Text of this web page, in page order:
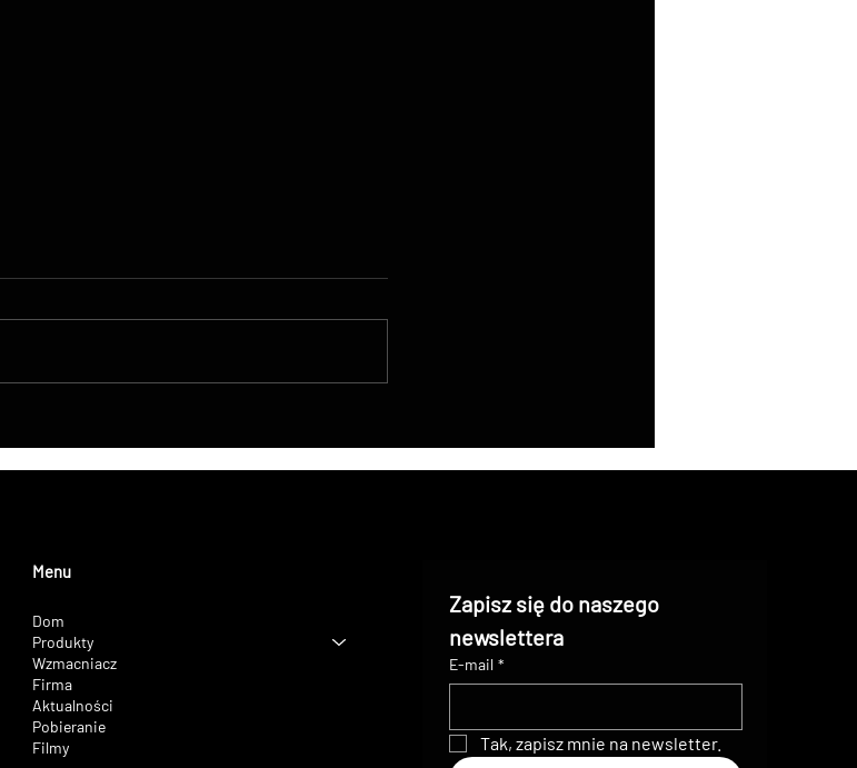
Microsoft Single
Enhanced
transmisja strumieniowa na
żywo z drona pomaga
Menu
Dom
Produkty
Wzmacniacz
Firma
Aktualności
Pobieranie
Filmy
Zapisz się do naszego
newslettera
E-mail *
Tak, zapisz mnie na newsletter.